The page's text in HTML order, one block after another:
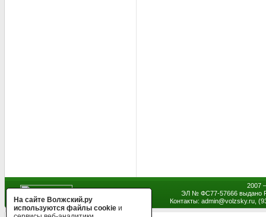
2007
ЭЛ № ФС77-57666 выдано
Контакты: admin@volzsky.ru,
На сайте Волжский.ру
используются файлы cookie и